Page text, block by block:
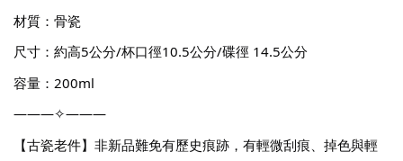
材質：骨瓷
尺寸：約高5公分/杯口徑10.5公分/碟徑 14.5公分
容量：200ml
———✧———
【古瓷老件】非新品難免有歷史痕跡，有輕微刮痕、掉色與輕